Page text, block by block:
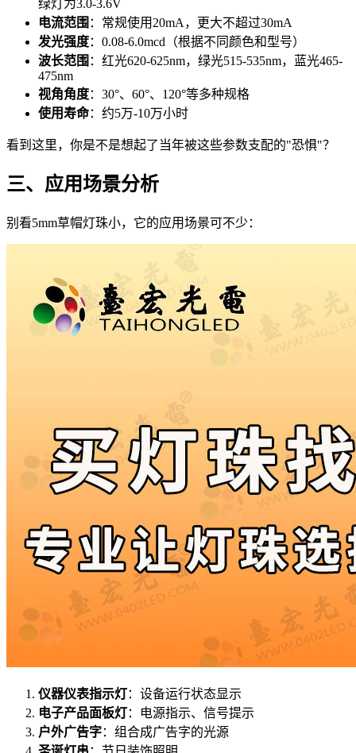
绿灯为3.0-3.6V
电流范围 ：常规使用20mA，更大不超过30mA
发光强度：0.08-6.0mcd（根据不同颜色和型号）
波长范围 ：红光620-625nm，绿光515-535nm，蓝光465-
475nm
视角角度：30°、60°、120°等多种规格
使用寿命：约5万-10万小时
看到这里，你是不是想起了当年被这些参数支配的"恐惧"？
三、应用场景分析
别看5mm草帽灯珠小，它的应用场景可不少：
仪器仪表指示灯：设备运行状态显示
电子产品面板灯：电源指示、信号提示
户外广告字：组合成广告字的光源